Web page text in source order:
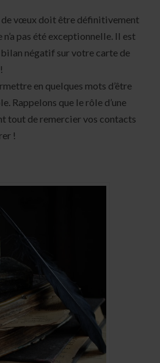
de vœux doit être définitivement
n’a pas été exceptionnelle. Il est
négatif sur votre carte de
en quelques mots d’être
Rappelons que le rôle d’une
tout de remercier vos contacts
!